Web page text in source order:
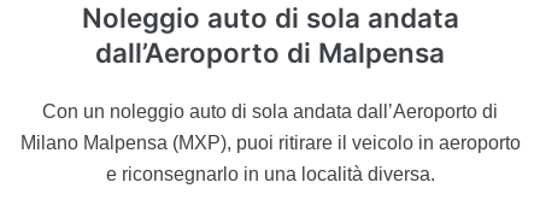
Noleggio auto di sola andata
dall’Aeroporto di Malpensa
Con un noleggio auto di sola andata dall’Aeroporto di
Milano Malpensa (MXP), puoi ritirare il veicolo in aeroporto
e riconsegnarlo in una località diversa.